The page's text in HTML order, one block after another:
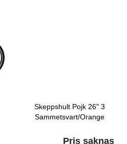
Skeppshult Pojk 26" 3
Sammetsvart/Orange
Pris saknas